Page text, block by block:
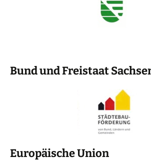
Bund und Freistaat
Europäische Union